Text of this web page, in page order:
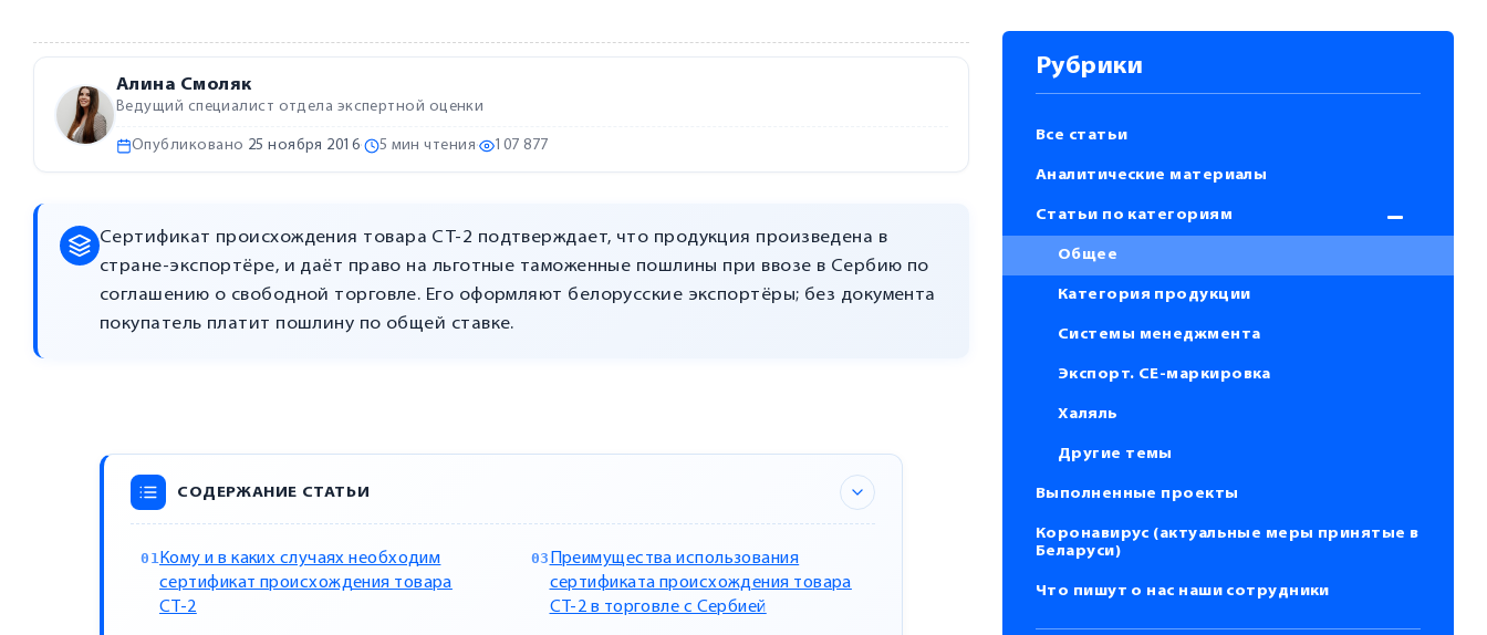
Алина Смоляк
Ведущий специалист отдела экспертной оценки
Опубликовано 25 ноября 2016· 5 мин чтения· 107 877
Сертификат происхождения товара СТ-2 подтверждает, что продукция произведена в
стране-экспортёре, и даёт право на льготные таможенные пошлины при ввозе в Сербию по
соглашению о свободной торговле. Его оформляют белорусские экспортёры; без документа
покупатель платит пошлину по общей ставке.
СОДЕРЖАНИЕ СТАТЬИ
Кому и в каких случаях необходим
сертификат происхождения товара
СТ-2
Преимущества использования
сертификата происхождения товара
СТ-2 в торговле с Сербией
Рубрики
Все статьи
Аналитические материалы
Статьи по категориям
Общее
Категория продукции
Системы менеджмента
Экспорт. СЕ-маркировка
Халяль
Другие темы
Выполненные проекты
Коронавирус (актуальные меры принятые в
Беларуси)
Что пишут о нас наши сотрудники